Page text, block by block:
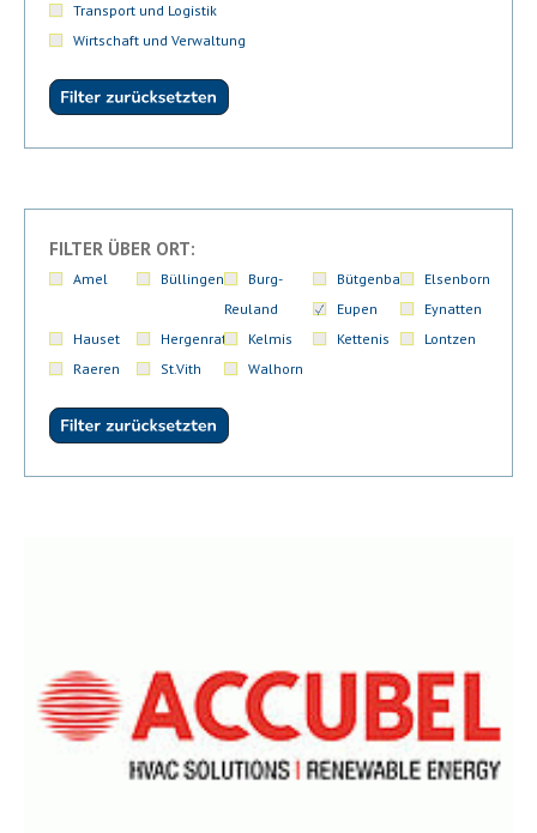
Transport und Logistik
Wirtschaft und Verwaltung
FILTER ÜBER ORT:
Amel Büllingen
Burg-
Reuland
Bütgenbach
Elsenborn
Eupen
Eynatten
Hauset
Hergenrath Kelmis Kettenis
Lontzen
Raeren
St.Vith Walhorn